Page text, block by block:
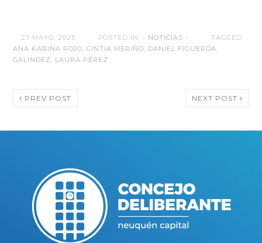
27 MAYO, 2025 POSTED IN: - NOTICIAS -
TAGGED:
ANA KARINA ROJO,CINTIA MERIÑO, DANIEL FIGUEROA,
GALINDEZ , LAURA PÉREZ
PREV POST NEXT POST